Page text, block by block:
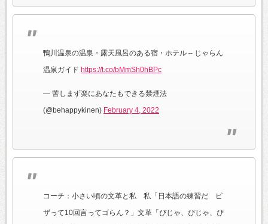
鴨川温泉の温泉・露天風呂のある宿・ホテル – じゃらん
温泉ガイド https://t.co/bMmSh0hBPc
— 苦しまず楽にあなたもできる禁煙法
(@behappykinen) February 4, 2022
コーチ：小さい頃の文革と私 私「日本語の練習だ ピ
ザって10回言ってゴらん？」文革「ぴじゃ、ぴじゃ、ぴ